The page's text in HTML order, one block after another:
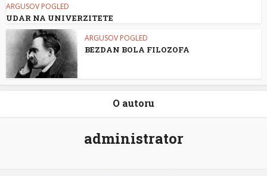
ARGUSOV POGLED
UDAR NA UNIVERZITETE
ARGUSOV POGLED
BEZDAN BOLA FILOZOFA
O autoru
administrator